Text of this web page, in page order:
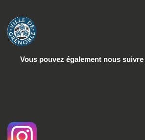
Vous pouvez également nous suivre